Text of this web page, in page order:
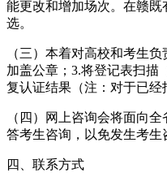
能更改和增加场次。在赣
选。
（三）本着对高校和考生
加盖公章；3.将登记表扫描
复认证结果（注：对于已经
（四）网上咨询会将面向
答考生咨询，以免发生考生
四、联系方式